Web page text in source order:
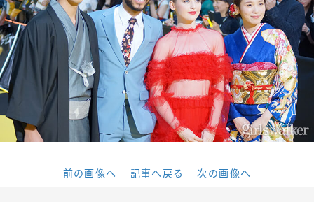
前の画像へ 記事へ戻る 次の画像へ